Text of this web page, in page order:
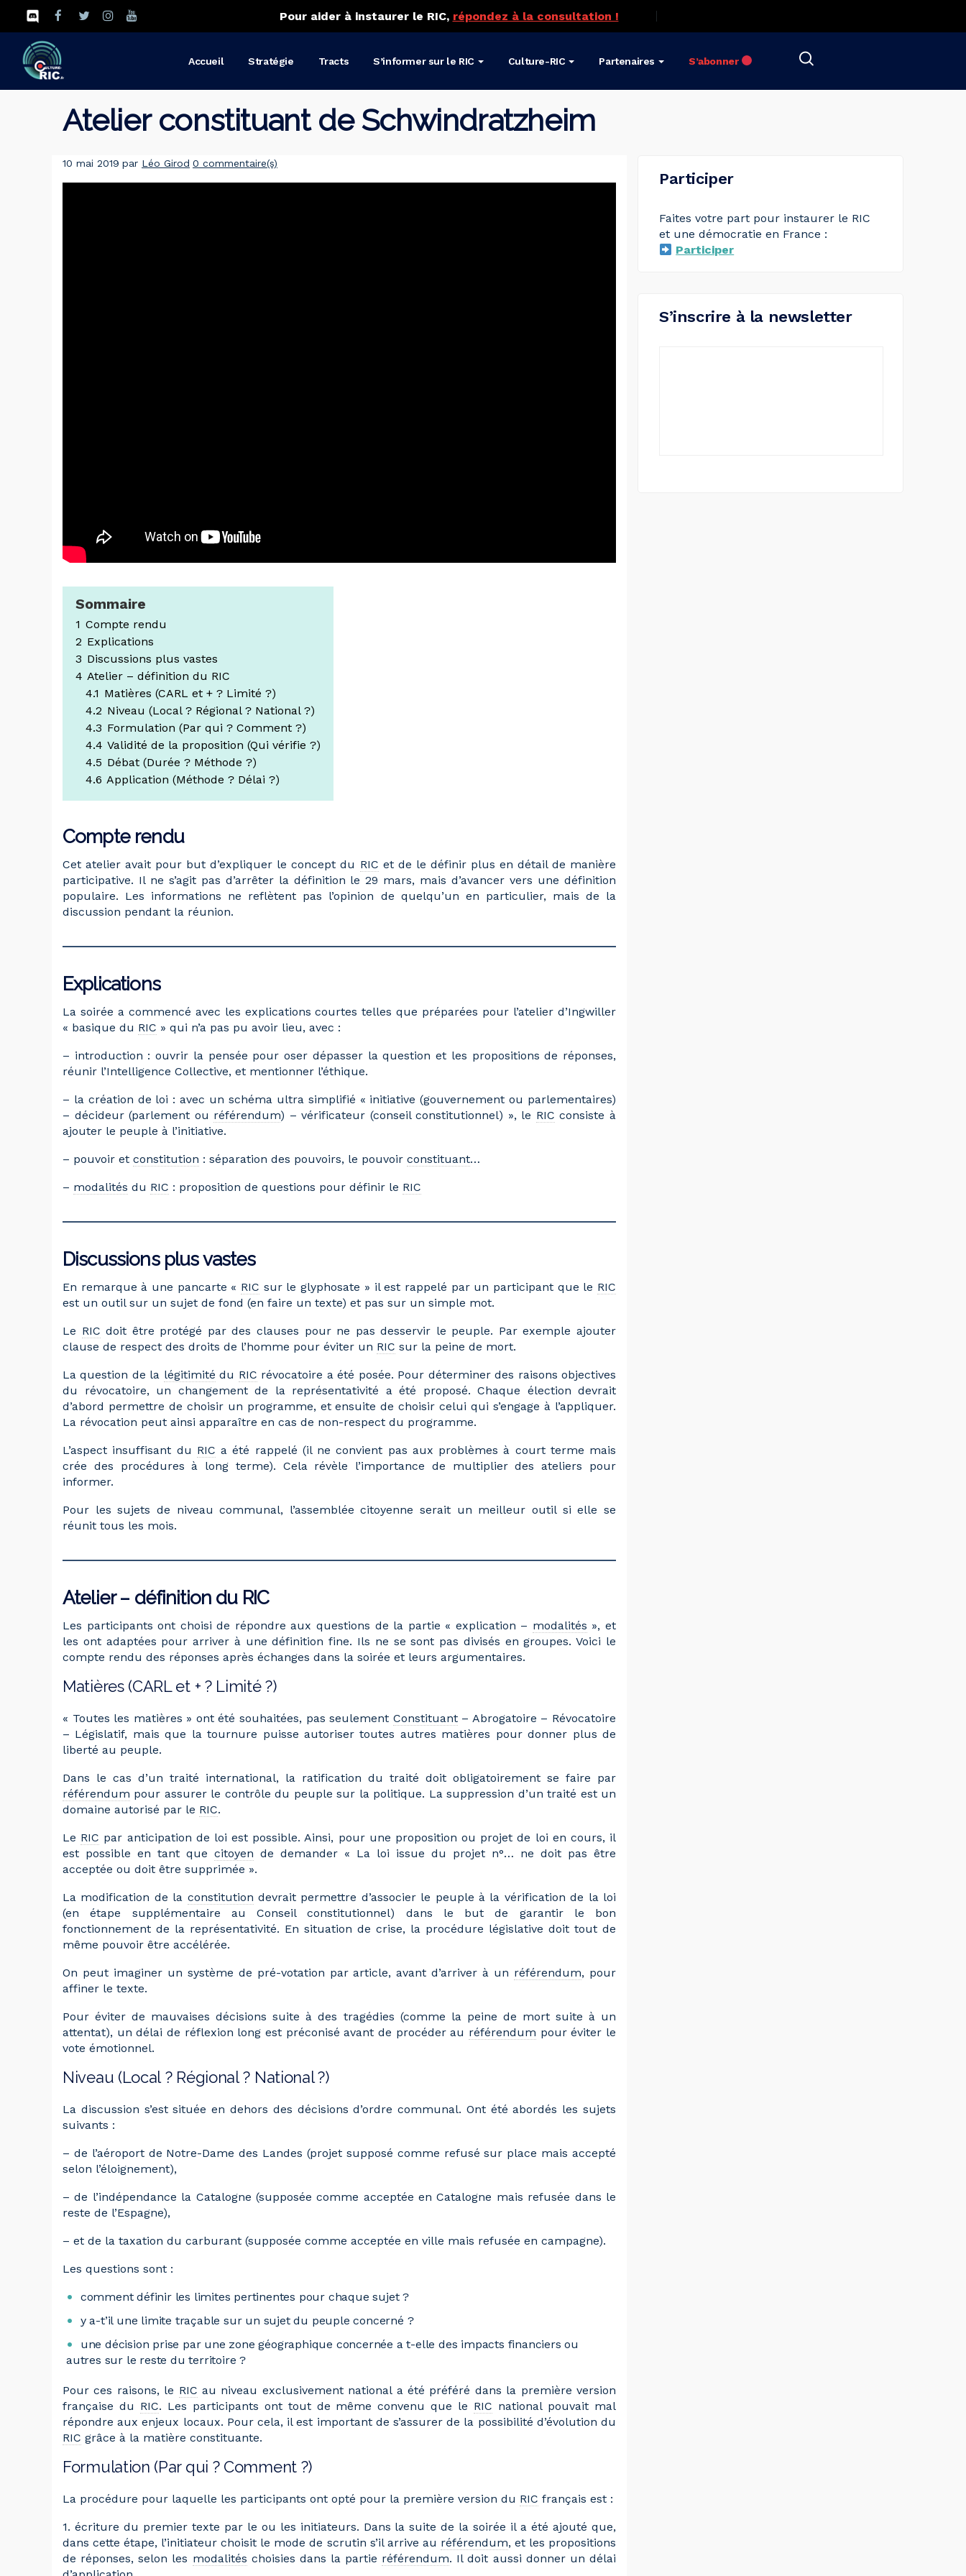
Pour aider à instaurer le RIC, répondez à la consultation !
Accueil Stratégie Tracts S’informer sur le RIC Culture-RIC Partenaires S’abonner
Atelier constituant de Schwindratzheim
10 mai 2019 par Léo Girod 0 commentaire(s)
Sommaire
1 Compte rendu
2 Explications
3 Discussions plus vastes
4 Atelier – définition du RIC
4.1 Matières (CARL et + ? Limité ?)
4.2 Niveau (Local ? Régional ? National ?)
4.3 Formulation (Par qui ? Comment ?)
4.4 Validité de la proposition (Qui vérifie ?)
4.5 Débat (Durée ? Méthode ?)
4.6 Application (Méthode ? Délai ?)
Compte rendu
Cet atelier avait pour but d’expliquer le concept du RIC et de le définir plus en détail de manière
participative. Il ne s’agit pas d’arrêter la définition le 29 mars, mais d’avancer vers une définition
populaire. Les informations ne reflètent pas l’opinion de quelqu’un en particulier, mais de la
discussion pendant la réunion.
Explications
La soirée a commencé avec les explications courtes telles que préparées pour l’atelier d’Ingwiller
« basique du RIC » qui n’a pas pu avoir lieu, avec :
– introduction : ouvrir la pensée pour oser dépasser la question et les propositions de réponses,
réunir l’Intelligence Collective, et mentionner l’éthique.
– la création de loi : avec un schéma ultra simplifié « initiative (gouvernement ou parlementaires)
– décideur (parlement ou référendum) – vérificateur (conseil constitutionnel) », le RIC consiste à
ajouter le peuple à l’initiative.
– pouvoir et constitution : séparation des pouvoirs, le pouvoir constituant…
– modalités du RIC : proposition de questions pour définir le RIC
Discussions plus vastes
En remarque à une pancarte « RIC sur le glyphosate » il est rappelé par un participant que le RIC
est un outil sur un sujet de fond (en faire un texte) et pas sur un simple mot.
Le RIC doit être protégé par des clauses pour ne pas desservir le peuple. Par exemple ajouter
clause de respect des droits de l’homme pour éviter un RIC sur la peine de mort.
La question de la légitimité du RIC révocatoire a été posée. Pour déterminer des raisons objectives
du révocatoire, un changement de la représentativité a été proposé. Chaque élection devrait
d’abord permettre de choisir un programme, et ensuite de choisir celui qui s’engage à l’appliquer.
La révocation peut ainsi apparaître en cas de non-respect du programme.
L’aspect insuffisant du RIC a été rappelé (il ne convient pas aux problèmes à court terme mais
crée des procédures à long terme). Cela révèle l’importance de multiplier des ateliers pour
informer.
Pour les sujets de niveau communal, l’assemblée citoyenne serait un meilleur outil si elle se
réunit tous les mois.
Atelier – définition du RIC
Les participants ont choisi de répondre aux questions de la partie « explication – modalités », et
les ont adaptées pour arriver à une définition fine. Ils ne se sont pas divisés en groupes. Voici le
compte rendu des réponses après échanges dans la soirée et leurs argumentaires.
Matières (CARL et + ? Limité ?)
« Toutes les matières » ont été souhaitées, pas seulement Constituant– Abrogatoire – Révocatoire
– Législatif, mais que la tournure puisse autoriser toutes autres matières pour donner plus de
liberté au peuple.
Dans le cas d’un traité international, la ratification du traité doit obligatoirement se faire par
référendum pour assurer le contrôle du peuple sur la politique. La suppression d’un traité est un
domaine autorisé par le RIC.
Le RIC par anticipation de loi est possible. Ainsi, pour une proposition ou projet de loi en cours, il
est possible en tant que citoyen de demander « La loi issue du projet n°… ne doit pas être
acceptée ou doit être supprimée ».
La modification de la constitution devrait permettre d’associer le peuple à la vérification de la loi
(en étape supplémentaire au Conseil constitutionnel) dans le but de garantir le bon
fonctionnement de la représentativité. En situation de crise, la procédure législative doit tout de
même pouvoir être accélérée.
On peut imaginer un système de pré-votation par article, avant d’arriver à un référendum, pour
affiner le texte.
Pour éviter de mauvaises décisions suite à des tragédies (comme la peine de mort suite à un
attentat), un délai de réflexion long est préconisé avant de procéder au référendum pour éviter le
vote émotionnel.
Niveau (Local ? Régional ? National ?)
La discussion s’est située en dehors des décisions d’ordre communal. Ont été abordés les sujets
suivants :
– de l’aéroport de Notre-Dame des Landes (projet supposé comme refusé sur place mais accepté
selon l’éloignement),
– de l’indépendance la Catalogne (supposée comme acceptée en Catalogne mais refusée dans le
reste de l’Espagne),
– et de la taxation du carburant (supposée comme acceptée en ville mais refusée en campagne).
Les questions sont :
comment définir les limites pertinentes pour chaque sujet ?
y a-t’il une limite traçable sur un sujet du peuple concerné ?
une décision prise par une zone géographique concernée a t-elle des impacts financiers ou
autres sur le reste du territoire ?
Pour ces raisons, le RIC au niveau exclusivement national a été préféré dans la première version
française du RIC. Les participants ont tout de même convenu que le RIC national pouvait mal
répondre aux enjeux locaux. Pour cela, il est important de s’assurer de la possibilité d’évolution du
RIC grâce à la matière constituante.
Formulation (Par qui ? Comment ?)
La procédure pour laquelle les participants ont opté pour la première version du RIC français est :
1. écriture du premier texte par le ou les initiateurs. Dans la suite de la soirée il a été ajouté que,
dans cette étape, l’initiateur choisit le mode de scrutin s’il arrive au référendum, et les propositions
de réponses, selon les modalités choisies dans la partie référendum. Il doit aussi donner un délai
Participer
Faites votre part pour instaurer le RIC
et une démocratie en France :
Participer
S’inscrire à la newsletter